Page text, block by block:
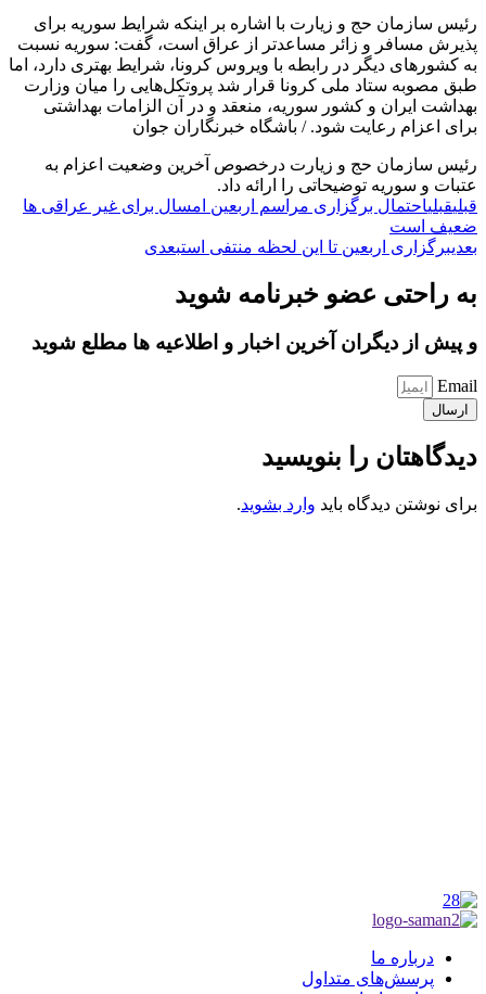
رئیس سازمان حج و زیارت با اشاره بر اینکه شرایط سوریه برای
پذیرش مسافر و زائر مساعدتر از عراق است، گفت: سوریه نسبت
به کشور‌های دیگر در رابطه با ویروس کرونا، شرایط بهتری دارد، اما
طبق مصوبه ستاد ملی کرونا قرار شد پروتکل‌هایی را میان وزارت
بهداشت ایران و کشور سوریه، منعقد و در آن الزامات بهداشتی
برای اعزام رعایت شود. / باشگاه خبرنگاران جوان
رئیس سازمان حج و زیارت درخصوص آخرین وضعیت اعزام به
عتبات و سوریه توضیحاتی را ارائه داد.
قبلیقبلیاحتمال برگزاری مراسم اربعین امسال برای غیر عراقی ها
ضعیف است
بعدیبرگزاری اربعین تا این لحظه منتفی استبعدی
به راحتی عضو خبرنامه شوید
و پیش از دیگران آخرین اخبار و اطلاعیه ها مطلع شوید
Email
ارسال
دیدگاهتان را بنویسید
برای نوشتن دیدگاه باید وارد بشوید.
درباره ما
پرسش‌های متداول